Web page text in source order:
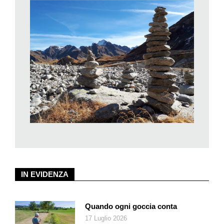
rocciose e appuntite del Piz Valdraus, del Piz Gaglianera e del
Piz Vial, fino ai dolci motti erbosi e alla sinuosità del corso
d’acqua verso i pascoli e le paludi dell’Alpe di Motterascio e la
vicina Capanna Michela del CAS. Molte note diverse tra loro,
per forza e tonalità, che messe assieme formano la maestosa
sinfonia della Greina. Un invito alla contemplazione,
all’osservazione e all’ascolto della Natura nella sua totalità.
Meglio se in solitudine; che solitudine non è, perché dopo un
po’ ci si sente davvero parte del Tutto. Ecco, forse, il fascino
incantevole degli spazi della Greina sta proprio qui.
frequenti la Greina. Ognuno a modo suo. Secondo la propria
sensibilità.
geomorfologo, ha voluto presentare al pubblico una mostra
che andasse oltre a tutto questo. Non che lo cancellasse, ci
IN EVIDENZA
Quando ogni goccia conta
17 Luglio 2026